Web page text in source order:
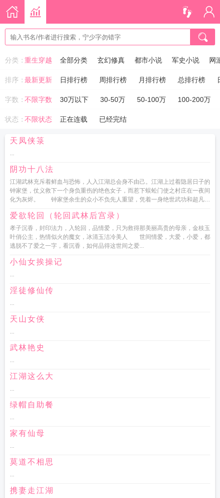
分类： 全部分类 玄幻修真
重生穿越 都市小说 军史小说 网
排序： 日排行榜 周排行榜 月排行榜 总排行榜
最新更新
字数：不限字数 30万以下 30-50万 50-100万 100-200万
状态：不限状态 正在连载 已经完结
天凤侠箓
...
阴功十八法
江湖武林充斥着鲜血与恐怖，人入江湖总会身不由己。江湖上过着隐居日子的
钟家堡，仗义救下一个身负重伤的绝色女子，而惹下蜈蚣门使之村庄在一夜间
化为灰烬。 钟家堡余生的众小不负先人重望，凭着一身绝世武功和超凡的
爱欲轮回（轮回武林后宫录）
孝子沉香，封印法力，入轮回，品情爱，只为救得那美丽高贵的母亲，金枝玉
叶俏公主，热情似火的魔女，冰清玉洁冷美人 世间情爱，大爱，小爱，都
逃脱不了爱之一字，看沉香，如何品得这世间之爱...
小仙女挨操记
...
淫徒修仙传
...
天山女侠
...
武林艳史
...
江湖这么大
...
绿帽自助餐
...
家有仙母
...
莫道不相思
...
携妻走江湖